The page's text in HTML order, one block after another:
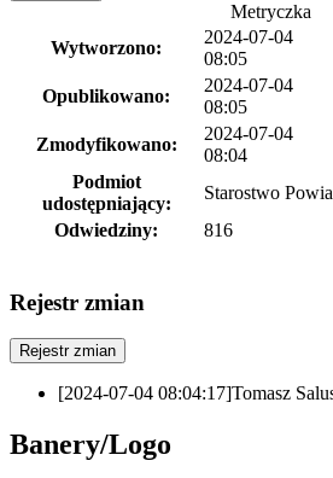
Metryczka
Wytworzono:
2024-07-04
08:05
Opublikowano:
2024-07-04
08:05
Zmodyfikowano:
2024-07-04
08:04
Podmiot
udostępniający:
Starostwo
Odwiedziny:
816
Rejestr zmian
Rejestr zmian
[2024-07-04 08:04:17]Tomasz
Banery/Logo